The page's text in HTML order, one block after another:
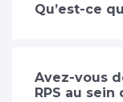
Qu’est-ce
Avez-vous
RPS au